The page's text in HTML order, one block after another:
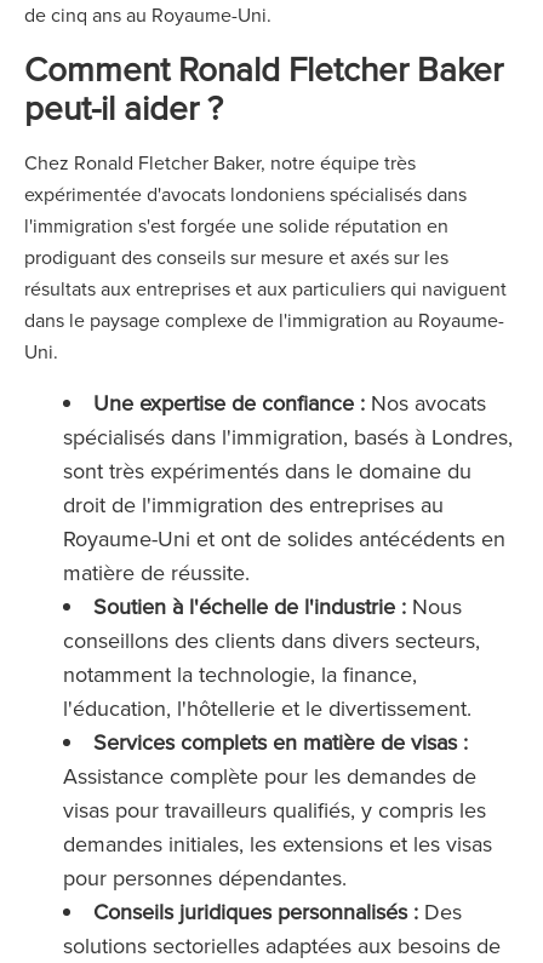
de cinq ans au Royaume-Uni.
Comment Ronald Fletcher Baker
peut-il aider ?
Chez Ronald Fletcher Baker, notre équipe très
expérimentée d'avocats londoniens spécialisés dans
l'immigration s'est forgée une solide réputation en
prodiguant des conseils sur mesure et axés sur les
résultats aux entreprises et aux particuliers qui naviguent
dans le paysage complexe de l'immigration au Royaume-
Uni.
Une expertise de confiance : Nos avocats
spécialisés dans l'immigration, basés à Londres,
sont très expérimentés dans le domaine du
droit de l'immigration des entreprises au
Royaume-Uni et ont de solides antécédents en
matière de réussite.
Soutien à l'échelle de l'industrie : Nous
conseillons des clients dans divers secteurs,
notamment la technologie, la finance,
l'éducation, l'hôtellerie et le divertissement.
Services complets en matière de visas :
Assistance complète pour les demandes de
visas pour travailleurs qualifiés, y compris les
demandes initiales, les extensions et les visas
pour personnes dépendantes.
Conseils juridiques personnalisés : Des
solutions sectorielles adaptées aux besoins de